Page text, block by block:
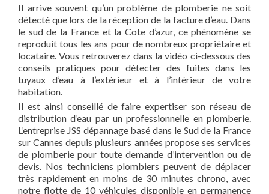
Il arrive souvent qu’un problème de plomberie ne soit
détecté que lors de la réception de la facture d’eau. Dans
le sud de la France et la Cote d’azur, ce phénomène se
reproduit tous les ans pour de nombreux propriétaire et
locataire. Vous retrouverez dans la vidéo ci-dessous des
conseils pratiques pour détecter des fuites dans les
tuyaux d’eau à l’extérieur et à l’intérieur de votre
habitation.
Il est ainsi conseillé de faire expertiser son réseau de
distribution d’eau par un professionnelle en plomberie.
L’entreprise JSS dépannage basé dans le Sud de la France
sur Cannes depuis plusieurs années propose ses services
de plomberie pour toute demande d’intervention ou de
devis. Nos techniciens plombiers peuvent de déplacer
très rapidement en moins de 30 minutes chrono, avec
notre flotte de 10 véhicules disponible en permanence